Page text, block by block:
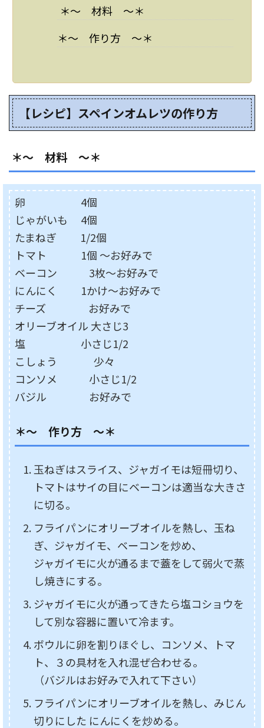
＊～ 材料 ～＊
＊～ 作り方 ～＊
【レシピ】スペインオムレツの作り方
＊～ 材料 ～＊
卵 4個
じゃがいも 4個
たまねぎ 1/2個
トマト 1個 ～お好みで
ベーコン 3枚～お好みで
にんにく 1かけ～お好みで
チーズ お好みで
オリーブオイル 大さじ3
塩 小さじ1/2
こしょう 少々
コンソメ 小さじ1/2
バジル お好みで
＊～ 作り方 ～＊
玉ねぎはスライス、ジャガイモは短冊切り、
トマトはサイの目にベーコンは適当な大きさ
に切る。
フライパンにオリーブオイルを熱し、玉ね
ぎ、ジャガイモ、ベーコンを炒め、
ジャガイモに火が通るまで蓋をして弱火で蒸
し焼きにする。
ジャガイモに火が通ってきたら塩コショウを
して別な容器に置いて冷ます。
ボウルに卵を割りほぐし、コンソメ、トマ
ト、３の具材を入れ混ぜ合わせる。
（バジルはお好みで入れて下さい）
フライパンにオリーブオイルを熱し、みじん
切りにした にんにくを炒める。